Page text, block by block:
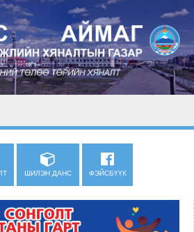
ШИЛЭН ДАНС ФЭЙСБҮҮК